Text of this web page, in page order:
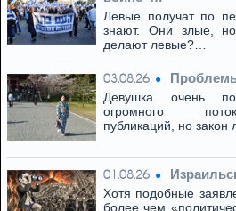
Левые получат по
знают. Они злые,
делают левые?…
03.08.26
Девушка очень
огромного
публикаций, но закон
01.08.26
Хотя подобные
более чем